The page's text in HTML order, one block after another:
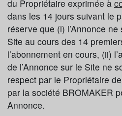
du Propriétaire exprimée à
dans les 14 jours suivant le
réserve que (i) l’Annonce
Site au cours des 14
l’abonnement en cours, (ii)
de l’Annonce sur le Site ne
respect par le Propriétaire
par la société BROMAKER
Annonce.